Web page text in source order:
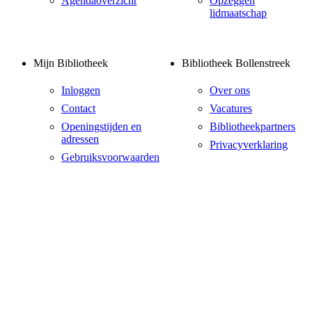
lidmaatschap
Mijn Bibliotheek
Inloggen
Contact
Openingstijden en
adressen
Gebruiksvoorwaarden
Bibliotheek Bollenstreek
Over ons
Vacatures
Bibliotheekpartners
Privacyverklaring